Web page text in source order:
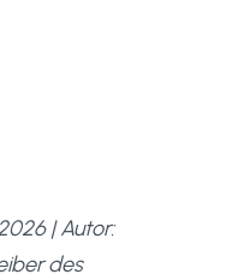
| Autor:
des